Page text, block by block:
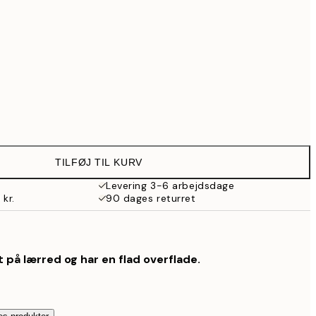
TILFØJ TIL KURV
Levering 3-6 arbejdsdage
90 dages returret
lærred og har en flad overflade.